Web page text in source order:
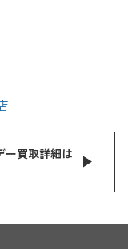
ー買取詳細は